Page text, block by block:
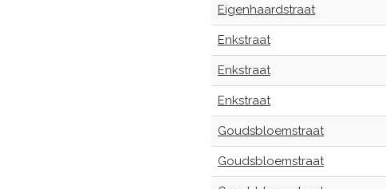
Eigenhaardstraat
Enkstraat
Enkstraat
Enkstraat
Goudsbloemstraat
Goudsbloemstraat